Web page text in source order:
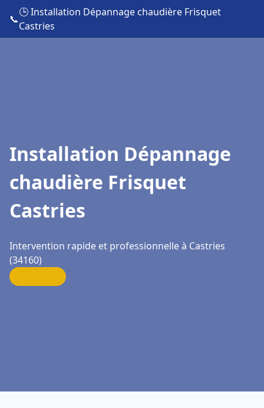
📞
🕒 Installation Dépannage chaudière Frisquet
Castries
Installation Dépannage
chaudière Frisquet
Castries
Intervention rapide et professionnelle à Castries
(34160)